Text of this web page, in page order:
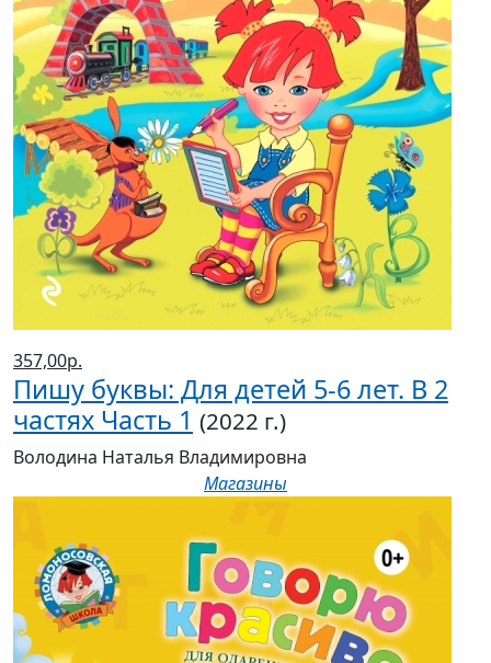
357,00р.
Пишу буквы: Для детей 5-6 лет. В 2
частях Часть 1 (2022 г.)
Володина Наталья Владимировна
Магазины